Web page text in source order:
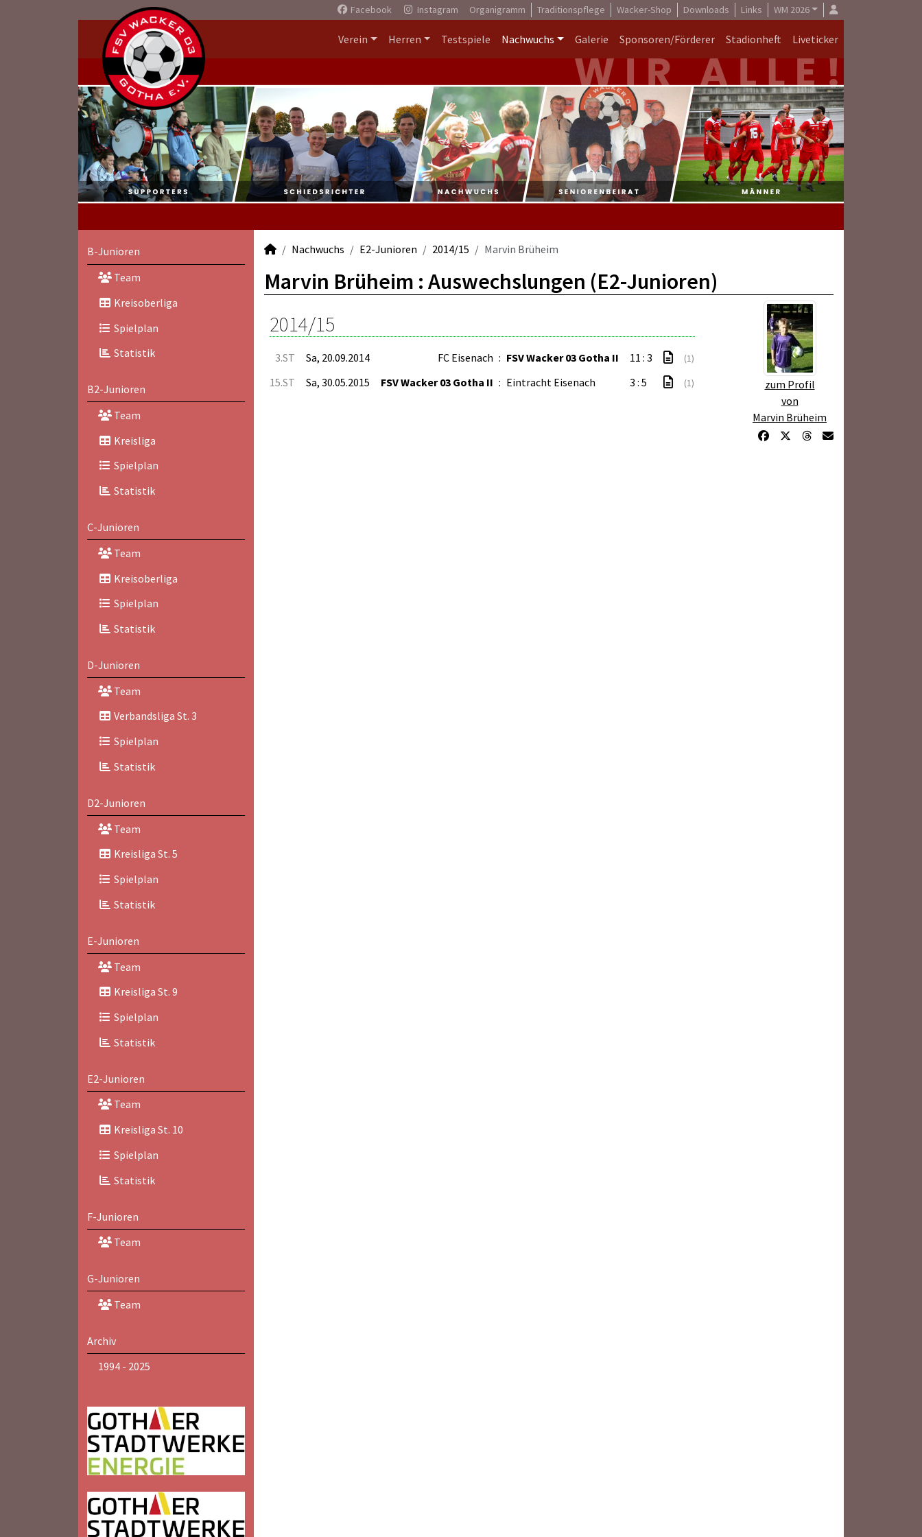
Facebook Instagram Organigramm Traditionspflege Wacker-Shop Downloads Links WM 2026
Verein Herren Testspiele Nachwuchs Galerie Sponsoren/Förderer Stadionheft Liveticker
B-Junioren
Team
Kreisoberliga
Spielplan
Statistik
B2-Junioren
Team
Kreisliga
Spielplan
Statistik
C-Junioren
Team
Kreisoberliga
Spielplan
Statistik
D-Junioren
Team
Verbandsliga St. 3
Spielplan
Statistik
D2-Junioren
Team
Kreisliga St. 5
Spielplan
Statistik
E-Junioren
Team
Kreisliga St. 9
Spielplan
Statistik
E2-Junioren
Team
Kreisliga St. 10
Spielplan
Statistik
F-Junioren
Team
G-Junioren
Team
Archiv
1994 - 2025
Nachwuchs E2-Junioren 2014/15 Marvin Brüheim
Marvin Brüheim : Auswechslungen (E2-Junioren)
zum Profil
von
Marvin Brüheim
2014/15
3.ST Sa, 20.09.2014 FC Eisenach : FSV Wacker 03 Gotha II 11 : 3 (1)
15.ST Sa, 30.05.2015 FSV Wacker 03 Gotha II : Eintracht Eisenach 3 : 5 (1)